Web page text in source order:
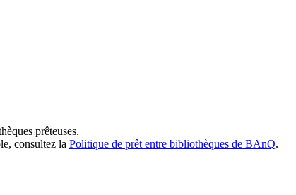
prêteuses.
consultez la Politique de prêt entre bibliothèques de BAnQ.